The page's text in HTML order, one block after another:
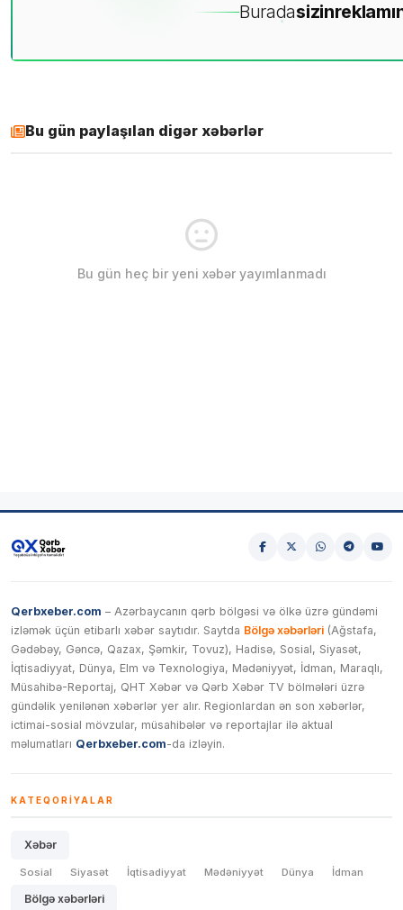
Buradasizin
Bu gün paylaşılan digər xəbərlər
Bu gün heç bir yeni xəbər yayımlanmadı
Qerbxeber.com – Azərbaycanın qərb bölgəsi və ölkə üzrə gündəmi
izləmək üçün etibarlı xəbər saytıdır. Saytda Bölgə xəbərləri (Ağstafa,
Gədəbəy, Gəncə, Qazax, Şəmkir, Tovuz), Hadisə, Sosial, Siyasət,
İqtisadiyyat, Dünya, Elm və Texnologiya, Mədəniyyət, İdman, Maraqlı,
Müsahibə-Reportaj, QHT Xəbər və Qərb Xəbər TV bölmələri üzrə
gündəlik yenilənən xəbərlər yer alır. Regionlardan ən son xəbərlər,
ictimai-sosial mövzular, müsahibələr və reportajlar ilə aktual
məlumatları Qerbxeber.com-da izləyin.
KATEQORIYALAR
Xəbər
Sosial Siyasət İqtisadiyyat Mədəniyyət Dünya İdman
Bölgə xəbərləri